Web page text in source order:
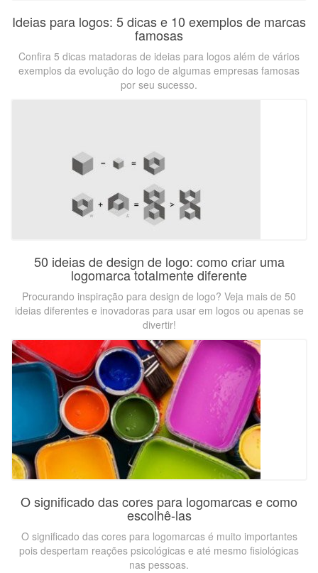
Ideias para logos: 5 dicas e 10 exemplos de marcas
famosas
Confira 5 dicas matadoras de ideias para logos além de vários
exemplos da evolução do logo de algumas empresas famosas
por seu sucesso.
50 ideias de design de logo: como criar uma
logomarca totalmente diferente
Procurando inspiração para design de logo? Veja mais de 50
ideias diferentes e inovadoras para usar em logos ou apenas se
divertir!
O significado das cores para logomarcas e como
escolhê-las
O significado das cores para logomarcas é muito importantes
pois despertam reações psicológicas e até mesmo fisiológicas
nas pessoas.